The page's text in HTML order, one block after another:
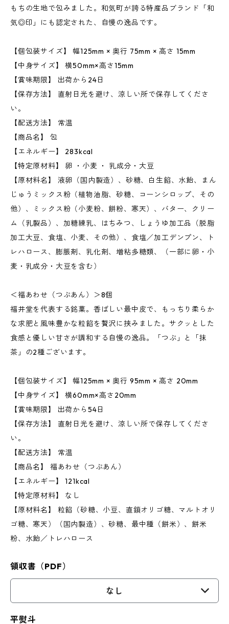
もちの生地で包みました。和気町が誇る特産品ブランド「和
気◎印」にも認定された、自慢の逸品です。
【個包装サイズ】 幅125mm × 奥行 75mm × 高さ 15mm
【中身サイズ】 横50mm×高さ15mm
【賞味期限】 出荷から24日
【保存方法】 直射日光を避け、涼しい所で保存してくださ
い。
【配送方法】 常温
【商品名】 包
【エネルギー】 283kcal
【特定原材料】 卵 ・小麦 ・ 乳成分・大豆
【原材料名】 液卵（国内製造）、砂糖、白生餡、水飴、まん
じゅうミックス粉（植物油脂、砂糖、コーンシロップ、その
他）、ミックス粉（小麦粉、餅粉、寒天）、バター、クリー
ム（乳製品）、加糖練乳、はちみつ、しょうゆ加工品（脱脂
加工大豆、食塩、小麦、その他）、食塩／加工デンプン、ト
レハロース、膨脹剤、乳化剤、増粘多糖類、（一部に卵・小
麦・乳成分・大豆を含む）
＜福あわせ（つぶあん）＞8個
福井堂を代表する銘菓。香ばしい最中皮で、もっちり柔らか
な求肥と風味豊かな粒餡を贅沢に挟みました。サクッとした
食感と優しい甘さが調和する自慢の逸品。「つぶ」と「抹
茶」の2種ございます。
【個包装サイズ】 幅125mm × 奥行 95mm × 高さ 20mm
【中身サイズ】 横60mm×高さ20mm
【賞味期限】 出荷から54日
【保存方法】 直射日光を避け、涼しい所で保存してくださ
い。
【配送方法】 常温
【商品名】 福あわせ（つぶあん）
【エネルギー】 121kcal
【特定原材料】 なし
【原材料名】 粒餡（砂糖、小豆、直鎖オリゴ糖、マルトオリ
ゴ糖、寒天）（国内製造）、砂糖、最中種（餅米）、餅米
粉、水飴／トレハロース
領収書（PDF）
なし
平熨斗